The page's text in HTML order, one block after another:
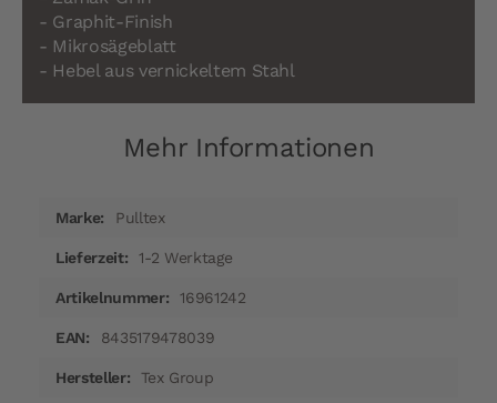
- Graphit-Finish
- Mikrosägeblatt
- Hebel aus vernickeltem Stahl
Mehr Informationen
InformationenPulltex
1-2 Werktage
16961242
8435179478039
Tex Group